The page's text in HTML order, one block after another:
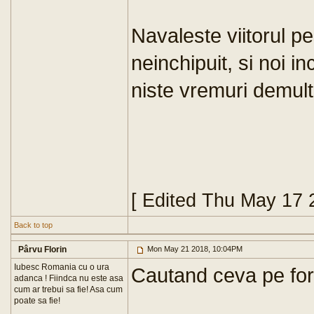
Navaleste viitorul
neinchipuit, si noi
niste vremuri
[ Edited Thu May 17
Back to top
Pârvu Florin Mon May 21 2018, 10:04PM
Iubesc Romania cu o ura
adanca ! Fiindca nu este asa
cum ar trebui sa fie! Asa cum
poate sa fie!
Cautand ceva pe